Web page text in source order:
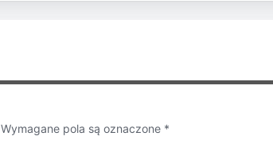
Wymagane pola są oznaczone *